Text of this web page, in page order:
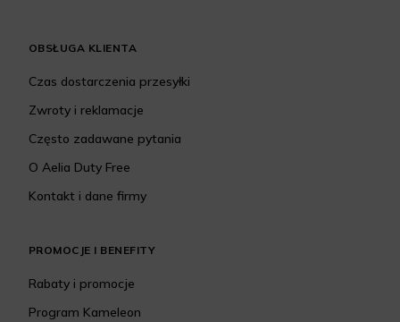
OBSŁUGA KLIENTA
Czas dostarczenia przesyłki
Zwroty i reklamacje
Często zadawane pytania
O Aelia Duty Free
Kontakt i dane firmy
PROMOCJE I BENEFITY
Rabaty i promocje
Program Kameleon